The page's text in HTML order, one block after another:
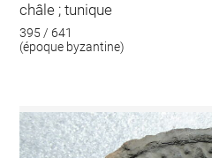
châle ; tunique
395 / 641
(époque byzantine)